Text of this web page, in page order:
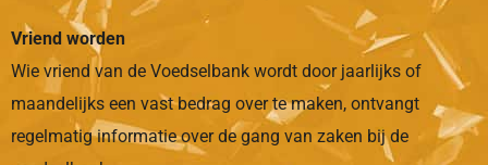
Vriend worden
Wie vriend van de Voedselbank wordt door jaarlijks of
maandelijks een vast bedrag over te maken, ontvangt
regelmatig informatie over de gang van zaken bij de